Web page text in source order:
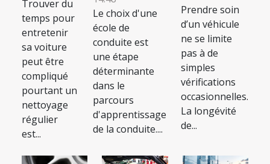
Trouver du
temps pour
entretenir
sa voiture
peut être
compliqué
pourtant un
nettoyage
régulier
est...
Le choix d'une
école de
conduite est
une étape
déterminante
dans le
parcours
d'apprentissage
de la conduite....
Prendre soin
d’un véhicule
ne se limite
pas à de
simples
vérifications
occasionnelles.
La longévité
de...